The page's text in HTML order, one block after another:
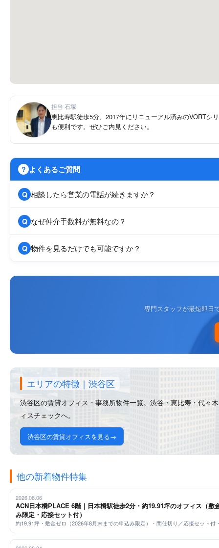
担当 石塚
恵比寿駅徒歩5分、2017年にリニューアル済みのVORTシ
も便利です。ぜひご内見ください。
? よくあるご質問
Q 相談したら営業の電話が続きますか？
Q なぜ仲介手数料が無料なの？
Q 物件を見るだけでも可能ですか？
専門スタッフが最短即日
エリアの特徴｜渋谷区
渋谷区の賃貸オフィス・事務所物件一覧。渋谷・恵比寿・代々
ィスチェックへ。
渋谷区の賃貸オフィスを見る
他の新着物件特集
2026.08.06
ACN日本橋PLACE 6階｜日本橋駅徒歩2分・約19.91坪のオフィス（敷
み限定・応接セット付）
約19.91坪・敷金ゼロ（2026年8月末までの申込み限定）・間仕切り／応接セット付